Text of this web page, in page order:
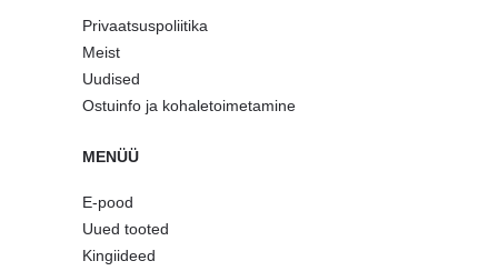
Privaatsuspoliitika
Meist
Uudised
Ostuinfo ja kohaletoimetamine
MENÜÜ
E-pood
Uued tooted
Kingiideed